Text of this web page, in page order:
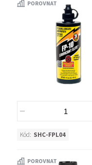
POROVNAT
Kód: SHC-FPL04
POROVNAT